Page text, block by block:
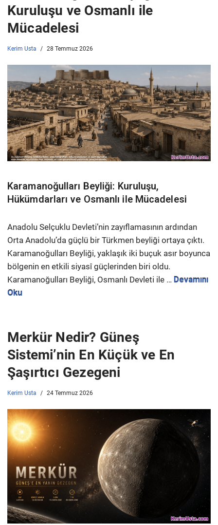
Kuruluşu ve Osmanlı ile
Mücadelesi
Kerim Usta 28 Temmuz 2026
Karamanoğulları Beyliği: Kuruluşu,
Hükümdarları ve Osmanlı ile Mücadelesi
Anadolu Selçuklu Devleti’nin zayıflamasının ardından
Orta Anadolu’da güçlü bir Türkmen beyliği ortaya çıktı.
Karamanoğulları Beyliği, yaklaşık iki buçuk asır boyunca
bölgenin en etkili siyasî güçlerinden biri oldu.
Karamanoğulları Beyliği, Osmanlı Devleti ile … Devamını
Oku
Merkür Nedir? Güneş
Sistemi’nin En Küçük ve En
Şaşırtıcı Gezegeni
Kerim Usta 24 Temmuz 2026